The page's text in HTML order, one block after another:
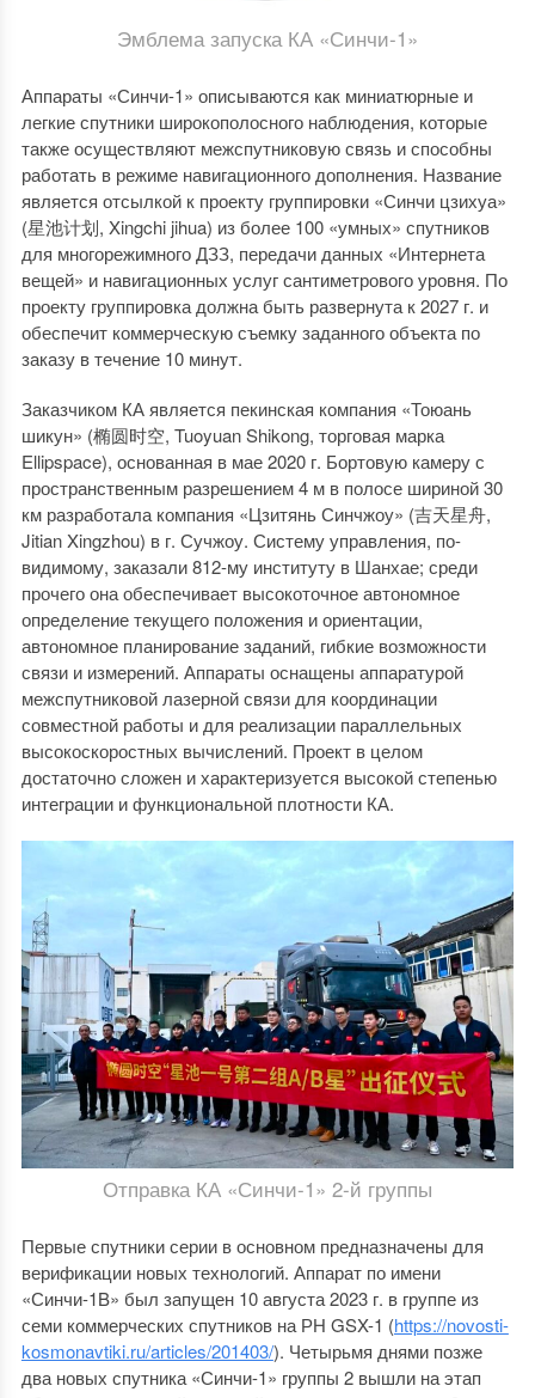
Эмблема запуска КА «Синчи-1»
Аппараты «Синчи-1» описываются как миниатюрные и
легкие спутники широкополосного наблюдения, которые
также осуществляют межспутниковую связь и способны
работать в режиме навигационного дополнения. Название
является отсылкой к проекту группировки «Синчи цзихуа»
(星池计划, Xingchi jihua) из более 100 «умных» спутников
для многорежимного ДЗЗ, передачи данных «Интернета
вещей» и навигационных услуг сантиметрового уровня. По
проекту группировка должна быть развернута к 2027 г. и
обеспечит коммерческую съемку заданного объекта по
заказу в течение 10 минут.
Заказчиком КА является пекинская компания «Тоюань
шикун» (椭圆时空, Tuoyuan Shikong, торговая марка
Ellipspace), основанная в мае 2020 г. Бортовую камеру с
пространственным разрешением 4 м в полосе шириной 30
км разработала компания «Цзитянь Синчжоу» (吉天星舟,
Jitian Xingzhou) в г. Сучжоу. Систему управления, по-
видимому, заказали 812-му институту в Шанхае; среди
прочего она обеспечивает высокоточное автономное
определение текущего положения и ориентации,
автономное планирование заданий, гибкие возможности
связи и измерений. Аппараты оснащены аппаратурой
межспутниковой лазерной связи для координации
совместной работы и для реализации параллельных
высокоскоростных вычислений. Проект в целом
достаточно сложен и характеризуется высокой степенью
интеграции и функциональной плотности КА.
Отправка КА «Синчи-1» 2-й группы
Первые спутники серии в основном предназначены для
верификации новых технологий. Аппарат по имени
«Синчи-1B» был запущен 10 августа 2023 г. в группе из
семи коммерческих спутников на РН GSX-1 (https://novosti-
kosmonavtiki.ru/articles/201403/). Четырьмя днями позже
два новых спутника «Синчи-1» группы 2 вышли на этап